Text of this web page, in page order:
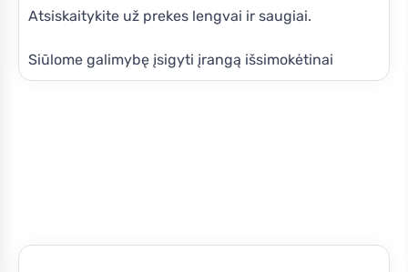
Atsiskaitykite už prekes lengvai ir saugiai.
Siūlome galimybę įsigyti įrangą išsimokėtinai